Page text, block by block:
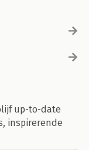
up-to-date
inspirerende